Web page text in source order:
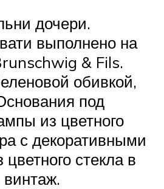
дочери.
выполнено на
& Fils.
обивкой,
под
из цветного
с декоративными
стекла в